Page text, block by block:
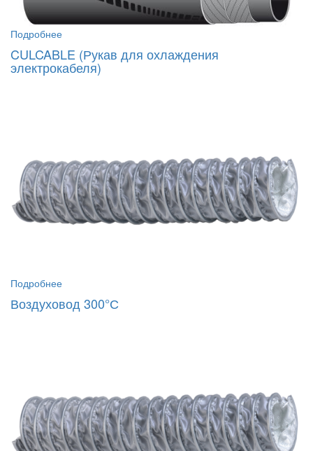
Подробнее
CULCABLE (Рукав для охлаждения
электрокабеля)
Подробнее
Воздуховод 300°С